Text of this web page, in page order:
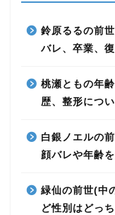
鈴原るるの前
バレ、卒業、
桃瀬ともの年
歴、整形につ
白銀ノエルの
顔バレや年齢を
緑仙の前世(中
ど性別はどっ